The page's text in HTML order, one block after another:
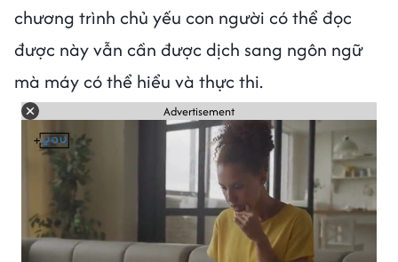
chương trình chủ yếu con người có thể đọc
được này vẫn cần được dịch sang ngôn ngữ
mà máy có thể hiểu và thực thi.
Advertisement